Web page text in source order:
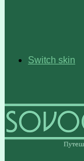
Switch skin